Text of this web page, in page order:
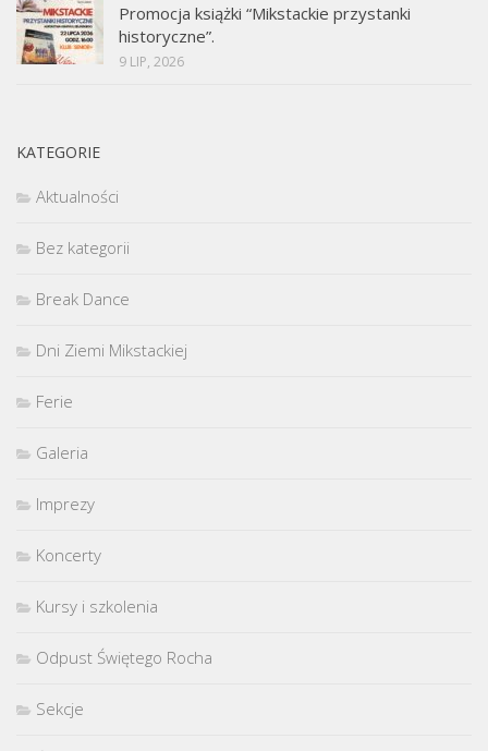
Promocja książki “Mikstackie przystanki
historyczne”.
9 LIP, 2026
KATEGORIE
Aktualności
Bez kategorii
Break Dance
Dni Ziemi Mikstackiej
Ferie
Galeria
Imprezy
Koncerty
Kursy i szkolenia
Odpust Świętego Rocha
Sekcje